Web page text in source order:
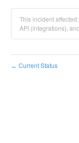
This incident
API (integrations),
← Current Status